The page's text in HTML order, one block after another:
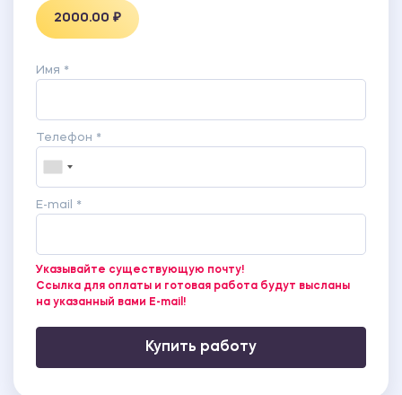
2000.00 ₽
Имя *
Телефон *
E-mail *
Указывайте существующую почту!
Ссылка для оплаты и готовая работа будут высланы
на указанный вами E-mail!
Купить работу